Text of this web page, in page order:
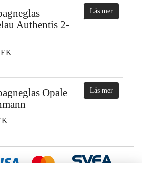
Authentis 2-
Läs mer
Opale
Läs mer